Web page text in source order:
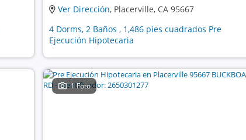
Ver Dirección, Placerville, CA 95667
4 Dorms, 2 Baños , 1,486 pies cuadrados Pre
Ejecución Hipotecaria
1 Foto